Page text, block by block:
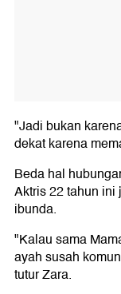
"Jadi bukan
dekat karena
Beda hal
Aktris 22 tahun ini
ibunda.
"Kalau sama
ayah susah
tutur Zara.